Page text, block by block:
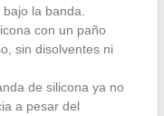
la banda.
con un paño
sin disolventes ni
de silicona ya no
a pesar del